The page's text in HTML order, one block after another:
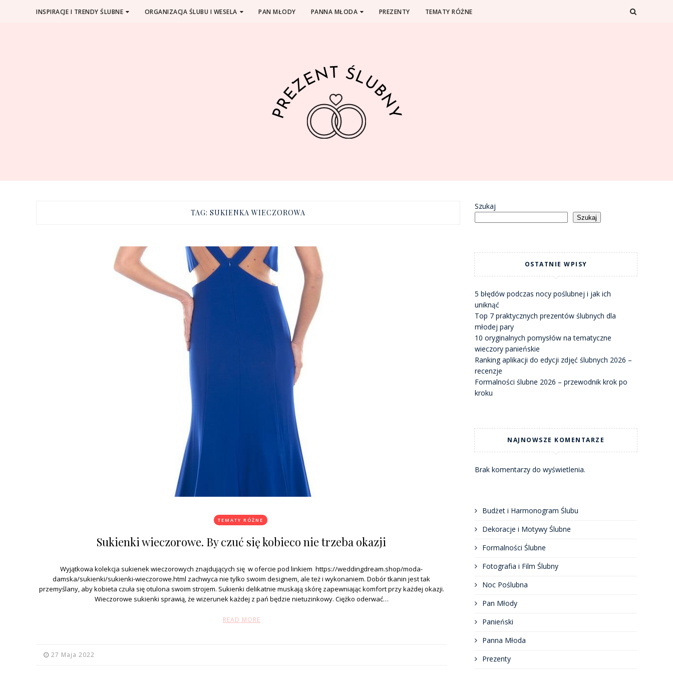
INSPIRACJE I TRENDY ŚLUBNE ORGANIZACJA ŚLUBU I WESELA PAN MŁODY PANNA MŁODA PREZENTY TEMATY RÓŻNE
TAG: SUKIENKA WIECZOROWA
TEMATY RÓŻNE
Sukienki wieczorowe. By czuć się kobieco nie trzeba okazji
Wyjątkowa kolekcja sukienek wieczorowych znajdujących się w ofercie pod linkiem https://weddingdream.shop/moda-
damska/sukienki/sukienki-wieczorowe.html zachwyca nie tylko swoim designem, ale też i wykonaniem. Dobór tkanin jest tak
przemyślany, aby kobieta czuła się otulona swoim strojem. Sukienki delikatnie muskają skórę zapewniając komfort przy każdej okazji.
Wieczorowe sukienki sprawią, że wizerunek każdej z pań będzie nietuzinkowy. Ciężko oderwać…
READ MORE
27 Maja 2022
Szukaj
Szukaj
OSTATNIE WPISY
5 błędów podczas nocy poślubnej i jak ich
uniknąć
Top 7 praktycznych prezentów ślubnych dla
młodej pary
10 oryginalnych pomysłów na tematyczne
wieczory panieńskie
Ranking aplikacji do edycji zdjęć ślubnych 2026 –
recenzje
Formalności ślubne 2026 – przewodnik krok po
kroku
NAJNOWSZE KOMENTARZE
Brak komentarzy do wyświetlenia.
Budżet i Harmonogram Ślubu
Dekoracje i Motywy Ślubne
Formalności Ślubne
Fotografia i Film Ślubny
Noc Poślubna
Pan Młody
Panieński
Panna Młoda
Prezenty